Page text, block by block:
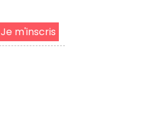
Je m'inscris